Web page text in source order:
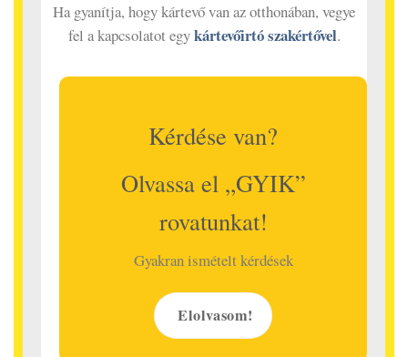
Ha gyanítja, hogy kártevő van az otthonában, vegye
fel a kapcsolatot egykártevőirtó szakértővel.
Kérdése van?
Olvassa el „GYIK”
rovatunkat!
Gyakran ismételt kérdések
Elolvasom!